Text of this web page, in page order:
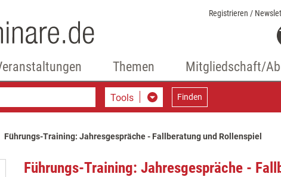
Registrieren /
Themen Mitgliedschaft/
Tools Finden
Führungs-Training: Jahresgespräche - Fallberatung und Rollenspiel
Führungs-Training: Jahresgespräche -